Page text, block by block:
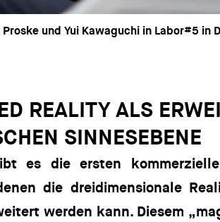
und Yui Kawaguchi in Labor#5 in
REALITY ALS
SINNESEBENE
es die ersten
die dreidimensionale
werden kann. Diesem